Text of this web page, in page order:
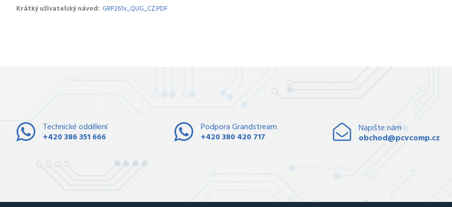
Krátký uživatelský návod GRP261x_QUG_CZ.PDF
Technické oddělení
+420 386 351 666
Podpora Grandstream
+420 380 420 717
Napište nám
obchod@pcvcomp.cz